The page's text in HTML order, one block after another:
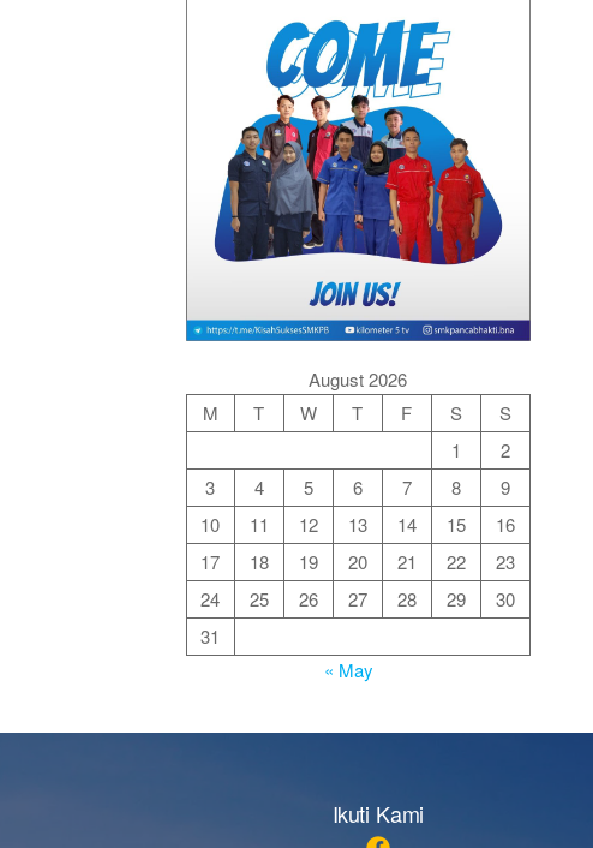
August 2026
M
T W T F S
S
1
2
3
4 5 6 7 8
9
10
11 12 13 14 15
16
17
18 19 20 21 22
23
24
25 26 27 28 29
30
31
« May
Ikuti Kami